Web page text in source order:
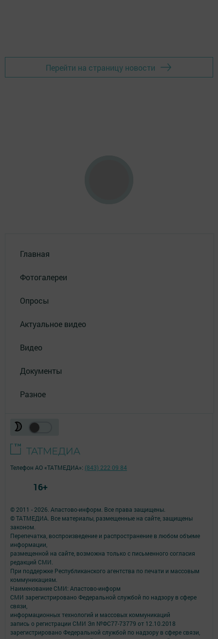
Перейти на страницу новости
Главная
Фотогалереи
Опросы
Актуальное видео
Видео
Документы
Разное
© 2011 - 2026. Апастово-информ. Все права защищены.
© ТАТМЕДИА. Все материалы, размещенные на сайте, защищены
законом.
Перепечатка, воспроизведение и распространение в любом объеме
информации,
размещенной на сайте, возможна только с письменного согласия
редакций СМИ.
При поддержке Республиканского агентства по печати и массовым
коммуникациям.
Наименование СМИ: Апастово-информ
СМИ зарегистрировано Федеральной службой по надзору в сфере
связи,
информационных технологий и массовых коммуникаций
запись о регистрации СМИ Эл №ФС77-73779 от 12.10.2018
зарегистрировано Федеральной службой по надзору в сфере связи,
Телефон АО «ТАТМЕДИА»: (843) 222 09 84
16+